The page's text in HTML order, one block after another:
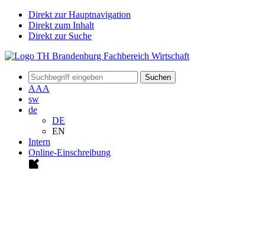
Direkt zur Hauptnavigation
Direkt zum Inhalt
Direkt zur Suche
Suchen
AAA
sw
de
DE
EN
Intern
Online-Einschreibung